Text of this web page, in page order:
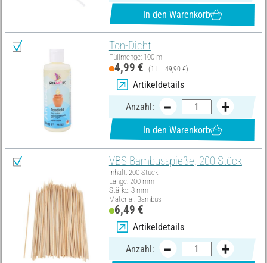
In den Warenkorb
Ton-Dicht
Füllmenge: 100 ml
4,99 € (1 l = 49,90 €)
Artikeldetails
Anzahl:
In den Warenkorb
VBS Bambusspieße, 200 Stück
Inhalt: 200 Stück
Länge: 200 mm
Stärke: 3 mm
Material: Bambus
6,49 €
Artikeldetails
Anzahl: